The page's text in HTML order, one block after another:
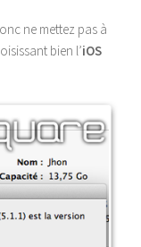
ne mettez pas à
bien l’iOS